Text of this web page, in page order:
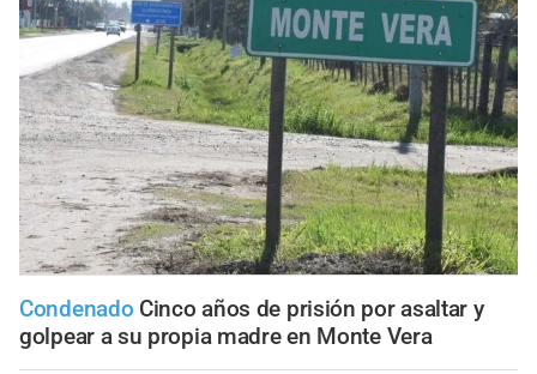
Condenado Cinco años de prisión por asaltar y
golpear a su propia madre en Monte Vera